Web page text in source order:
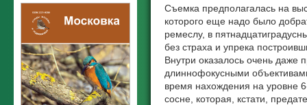
Съемка предполагалась на
которого еще надо было
ремеслу, в
без страха и упрека
Внутри оказалось очень
длиннофокусными
время нахождения на уровне
сосне, которая, кстати,